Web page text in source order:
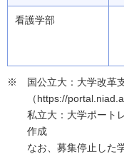
看護学部
国公立大：大学改革
（https://
私立大：大学ポート
作成
なお、募集停止した